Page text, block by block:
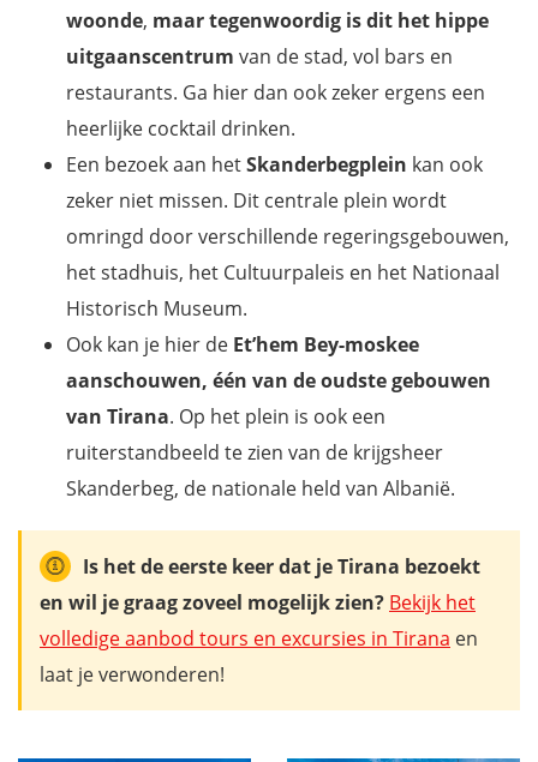
woonde, maar tegenwoordig is dit het hippe
uitgaanscentrum van de stad, vol bars en
restaurants. Ga hier dan ook zeker ergens een
heerlijke cocktail drinken.
Een bezoek aan hetSkanderbegplein kan ook
zeker niet missen. Dit centrale plein wordt
omringd door verschillende regeringsgebouwen,
het stadhuis, het Cultuurpaleis en het Nationaal
Historisch Museum.
Ook kan je hier de Et’hem Bey-moskee
aanschouwen, één van de oudste gebouwen
van Tirana. Op het plein is ook een
ruiterstandbeeld te zien van de krijgsheer
Skanderbeg, de nationale held van Albanië.
Is het de eerste keer dat je Tirana bezoekt
en wil je graag zoveel mogelijk zien? Bekijk het
volledige aanbod tours en excursies in Tirana en
laat je verwonderen!